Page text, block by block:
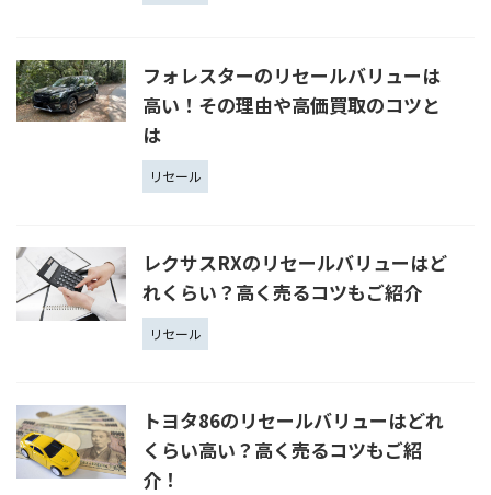
フォレスターのリセールバリューは
高い！その理由や高価買取のコツと
は
リセール
レクサスRXのリセールバリューはど
れくらい？高く売るコツもご紹介
リセール
トヨタ86のリセールバリューはどれ
くらい高い？高く売るコツもご紹
介！